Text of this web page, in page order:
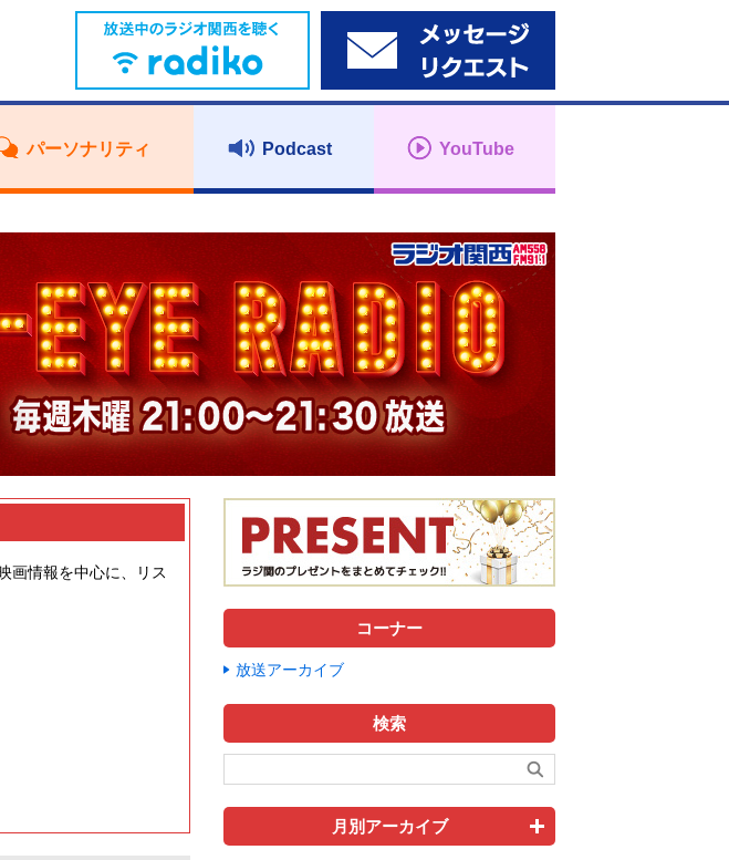
パーソナリティ Podcast YouTube
画情報を中心に、リス
コーナー
放送アーカイブ
検索
月別アーカイブ